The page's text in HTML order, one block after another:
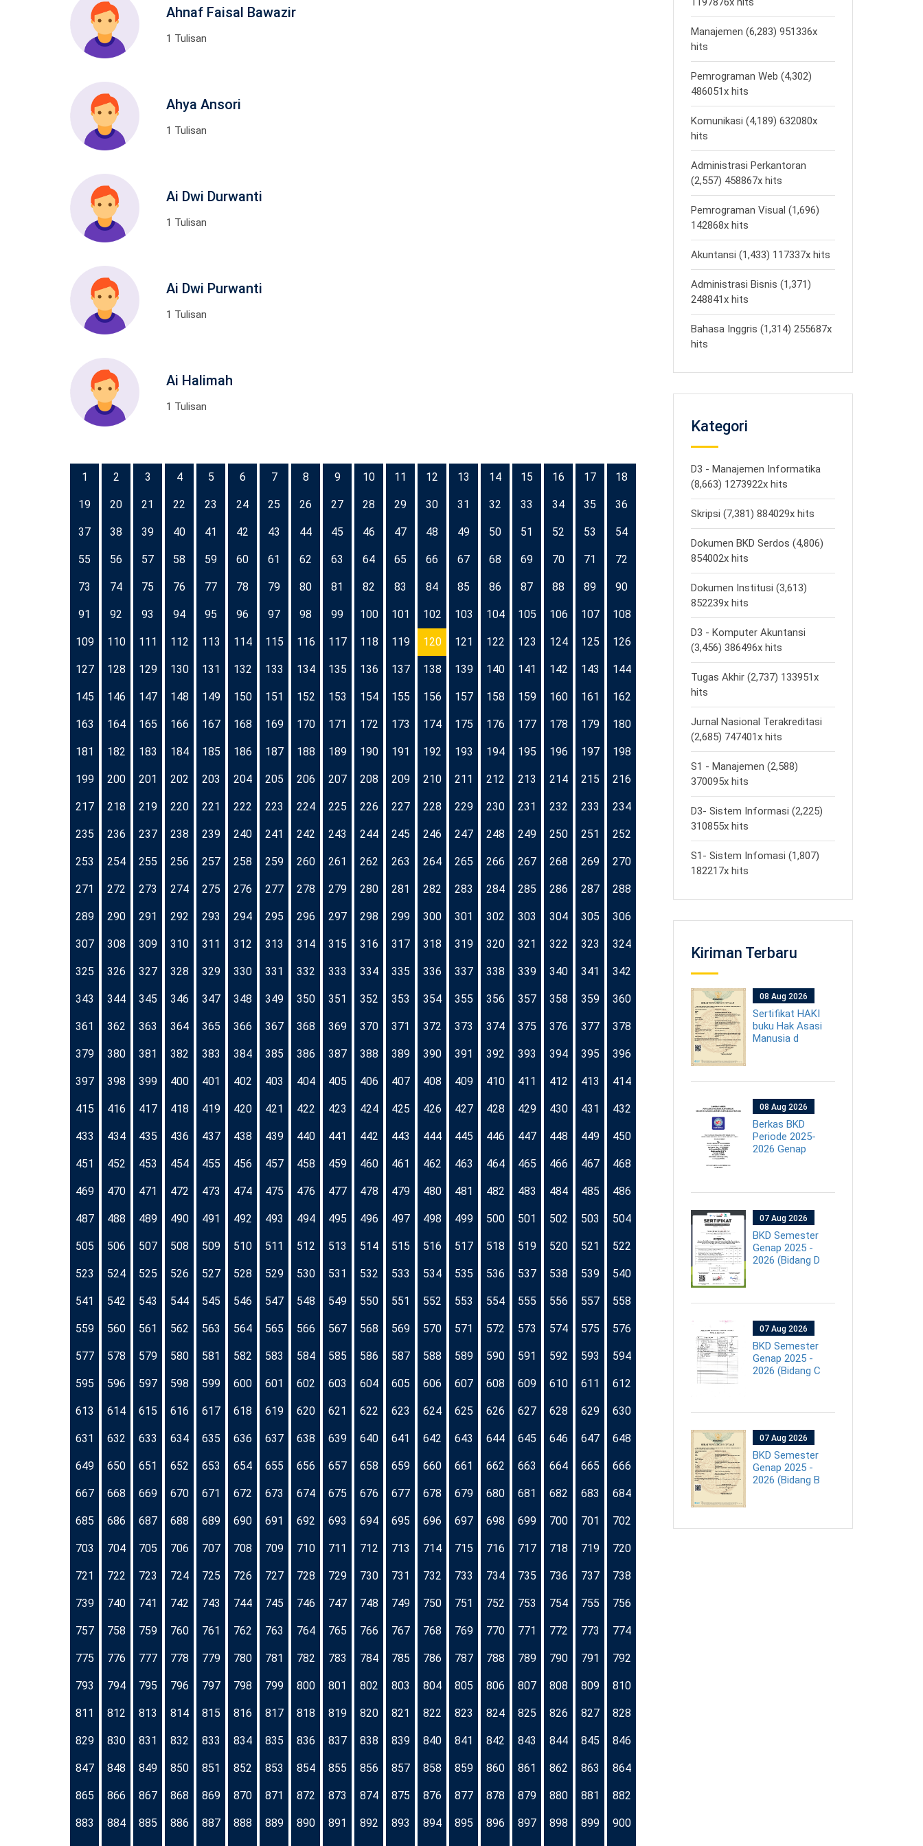
Ahnaf Faisal Bawazir
1 Tulisan
Ahya Ansori
1 Tulisan
Ai Dwi Durwanti
1 Tulisan
Ai Dwi Purwanti
1 Tulisan
Ai Halimah
1 Tulisan
1 2 3 4 5 6 7 8 9 10 11 12 13 14 15 16 17 18
19 20 21 22 23 24 25 26 27 28 29 30 31 32 33 34 35 36
37 38 39 40 41 42 43 44 45 46 47 48 49 50 51 52 53 54
55 56 57 58 59 60 61 62 63 64 65 66 67 68 69 70 71 72
73 74 75 76 77 78 79 80 81 82 83 84 85 86 87 88 89 90
91 92 93 94 95 96 97 98 99 100 101 102 103 104 105 106 107 108
109 110 111 112 113 114 115 116 117 118 119 120 121 122 123 124 125 126
127 128 129 130 131 132 133 134 135 136 137 138 139 140 141 142 143 144
145 146 147 148 149 150 151 152 153 154 155 156 157 158 159 160 161 162
163 164 165 166 167 168 169 170 171 172 173 174 175 176 177 178 179 180
181 182 183 184 185 186 187 188 189 190 191 192 193 194 195 196 197 198
199 200 201 202 203 204 205 206 207 208 209 210 211 212 213 214 215 216
217 218 219 220 221 222 223 224 225 226 227 228 229 230 231 232 233 234
235 236 237 238 239 240 241 242 243 244 245 246 247 248 249 250 251 252
253 254 255 256 257 258 259 260 261 262 263 264 265 266 267 268 269 270
271 272 273 274 275 276 277 278 279 280 281 282 283 284 285 286 287 288
289 290 291 292 293 294 295 296 297 298 299 300 301 302 303 304 305 306
307 308 309 310 311 312 313 314 315 316 317 318 319 320 321 322 323 324
325 326 327 328 329 330 331 332 333 334 335 336 337 338 339 340 341 342
343 344 345 346 347 348 349 350 351 352 353 354 355 356 357 358 359 360
361 362 363 364 365 366 367 368 369 370 371 372 373 374 375 376 377 378
379 380 381 382 383 384 385 386 387 388 389 390 391 392 393 394 395 396
397 398 399 400 401 402 403 404 405 406 407 408 409 410 411 412 413 414
415 416 417 418 419 420 421 422 423 424 425 426 427 428 429 430 431 432
433 434 435 436 437 438 439 440 441 442 443 444 445 446 447 448 449 450
451 452 453 454 455 456 457 458 459 460 461 462 463 464 465 466 467 468
469 470 471 472 473 474 475 476 477 478 479 480 481 482 483 484 485 486
487 488 489 490 491 492 493 494 495 496 497 498 499 500 501 502 503 504
505 506 507 508 509 510 511 512 513 514 515 516 517 518 519 520 521 522
523 524 525 526 527 528 529 530 531 532 533 534 535 536 537 538 539 540
541 542 543 544 545 546 547 548 549 550 551 552 553 554 555 556 557 558
559 560 561 562 563 564 565 566 567 568 569 570 571 572 573 574 575 576
577 578 579 580 581 582 583 584 585 586 587 588 589 590 591 592 593 594
595 596 597 598 599 600 601 602 603 604 605 606 607 608 609 610 611 612
613 614 615 616 617 618 619 620 621 622 623 624 625 626 627 628 629 630
631 632 633 634 635 636 637 638 639 640 641 642 643 644 645 646 647 648
649 650 651 652 653 654 655 656 657 658 659 660 661 662 663 664 665 666
667 668 669 670 671 672 673 674 675 676 677 678 679 680 681 682 683 684
685 686 687 688 689 690 691 692 693 694 695 696 697 698 699 700 701 702
703 704 705 706 707 708 709 710 711 712 713 714 715 716 717 718 719 720
721 722 723 724 725 726 727 728 729 730 731 732 733 734 735 736 737 738
739 740 741 742 743 744 745 746 747 748 749 750 751 752 753 754 755 756
757 758 759 760 761 762 763 764 765 766 767 768 769 770 771 772 773 774
775 776 777 778 779 780 781 782 783 784 785 786 787 788 789 790 791 792
793 794 795 796 797 798 799 800 801 802 803 804 805 806 807 808 809 810
811 812 813 814 815 816 817 818 819 820 821 822 823 824 825 826 827 828
829 830 831 832 833 834 835 836 837 838 839 840 841 842 843 844 845 846
847 848 849 850 851 852 853 854 855 856 857 858 859 860 861 862 863 864
865 866 867 868 869 870 871 872 873 874 875 876 877 878 879 880 881 882
883 884 885 886 887 888 889 890 891 892 893 894 895 896 897 898 899 900
Manajemen (6,283) 951336x
hits
Pemrograman Web (4,302)
486051x hits
Komunikasi (4,189) 632080x
hits
Administrasi Perkantoran
(2,557) 458867x hits
Pemrograman Visual (1,696)
142868x hits
Akuntansi (1,433) 117337x hits
Administrasi Bisnis (1,371)
248841x hits
Bahasa Inggris (1,314) 255687x
hits
Kategori
D3 - Manajemen Informatika
(8,663) 1273922x hits
Skripsi (7,381) 884029x hits
Dokumen BKD Serdos (4,806)
854002x hits
Dokumen Institusi (3,613)
852239x hits
D3 - Komputer Akuntansi
(3,456) 386496x hits
Tugas Akhir (2,737) 133951x
hits
Jurnal Nasional Terakreditasi
(2,685) 747401x hits
S1 - Manajemen (2,588)
370095x hits
D3- Sistem Informasi (2,225)
310855x hits
S1- Sistem Infomasi (1,807)
182217x hits
Kiriman Terbaru
08 Aug 2026
Sertifikat HAKI
buku Hak Asasi
Manusia d
08 Aug 2026
Berkas BKD
Periode 2025-
2026 Genap
07 Aug 2026
BKD Semester
Genap 2025 -
2026 (Bidang D
07 Aug 2026
BKD Semester
Genap 2025 -
2026 (Bidang C
07 Aug 2026
BKD Semester
Genap 2025 -
2026 (Bidang B